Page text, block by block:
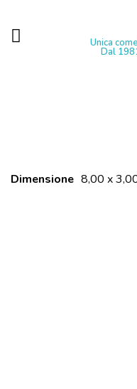
Unica
Dal
Dimensione 8,00 x